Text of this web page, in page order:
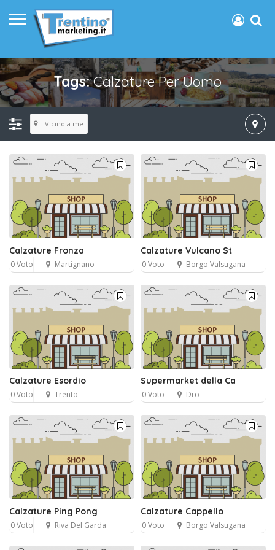
Tags:Calzature Per Uomo
Vicino a me
Calzature Fronza
0 Voto Martignano
Calzature Vulcano St
0 Voto Borgo Valsugana
Calzature Esordio
0 Voto Trento
Supermarket della Ca
0 Voto Dro
Calzature Ping Pong
0 Voto Riva Del Garda
Calzature Cappello
0 Voto Borgo Valsugana